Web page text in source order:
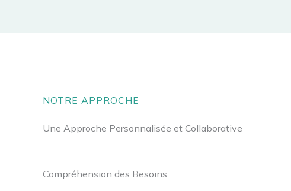
NOTRE APPROCHE
Une Approche Personnalisée et Collaborative
Compréhension des Besoins